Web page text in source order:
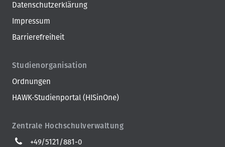
Datenschutzerklärung
Impressum
Barrierefreiheit
Studienorganisation
Ordnungen
HAWK-Studienportal (HISinOne)
Zentrale Hochschulverwaltung
+49/5121/881-0